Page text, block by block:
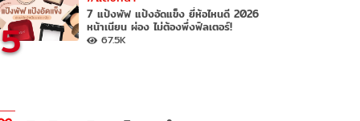
5
7 แป้งพัฟ แป้งอัดแข็ง ยี่ห้อไหนดี 2026
หน้าเนียน ผ่อง ไม่ต้องพึ่งฟิลเตอร์!
67.5K